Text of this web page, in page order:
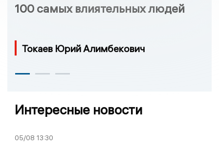
100 самых влиятельных людей
Токаев Юрий Алимбекович
Интересные новости
05/08 13:30